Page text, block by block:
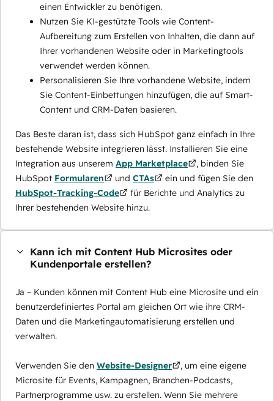
einen Entwickler zu benötigen.
Nutzen Sie KI-gestützte Tools wie Content-
Aufbereitung zum Erstellen von Inhalten, die dann auf
Ihrer vorhandenen Website oder in Marketingtools
verwendet werden können.
Personalisieren Sie Ihre vorhandene Website, indem
Sie Content-Einbettungen hinzufügen, die auf Smart-
Content und CRM-Daten basieren.
Das Beste daran ist, dass sich HubSpot ganz einfach in Ihre
bestehende Website integrieren lässt. Installieren Sie eine
Integration aus unserem App Marketplace
, binden Sie
HubSpot Formularen und CTAs
ein und fügen Sie den
HubSpot-Tracking-Code
für Berichte und Analytics zu
Ihrer bestehenden Website hinzu.
Kann ich mit Content Hub Microsites oder
Kundenportale erstellen?
Ja – Kunden können mit Content Hub eine Microsite und ein
benutzerdefiniertes Portal am gleichen Ort wie ihre CRM-
Daten und die Marketingautomatisierung erstellen und
verwalten.
Verwenden Sie den Website-Designer
, um eine eigene
Microsite für Events, Kampagnen, Branchen-Podcasts,
Partnerprogramme usw. zu erstellen. Wenn Sie mehrere